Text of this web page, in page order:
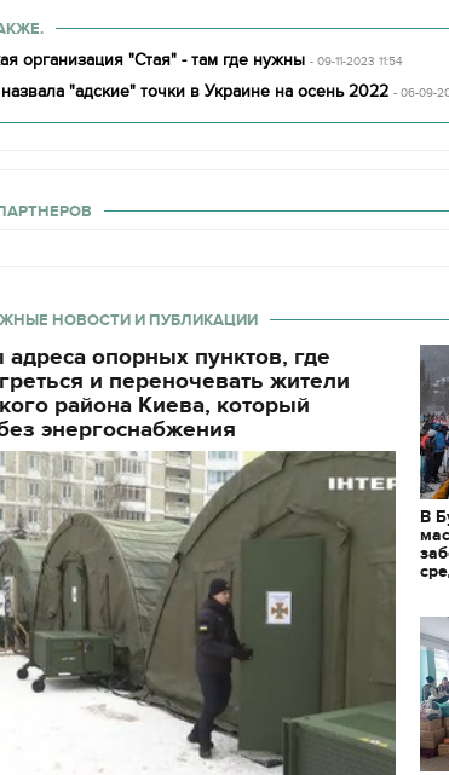
организация "Стая" - там где нужны - 09-11-2023 11:54
"адские" точки в Украине на осень 2022 - 06-09-
НОВОСТИ И ПУБЛИКАЦИИ
опорных пунктов, где
и переночевать жители
района Киева, который
энергоснабжения
В